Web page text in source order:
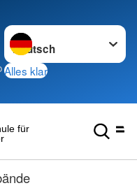
Sprache wechseln zu
Alles klar
für